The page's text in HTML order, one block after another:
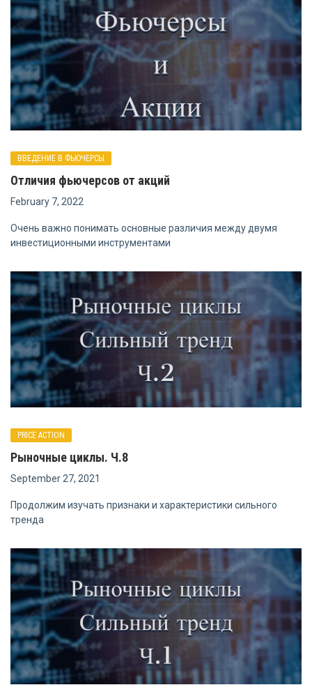
ВВЕДЕНИЕ В ФЬЮЧЕРСЫ
Отличия фьючерсов от акций
February 7, 2022
Очень важно понимать основные различия между двумя
инвестиционными инструментами
PRICE ACTION
Рыночные циклы. Ч.8
September 27, 2021
Продолжим изучать признаки и характеристики сильного
тренда